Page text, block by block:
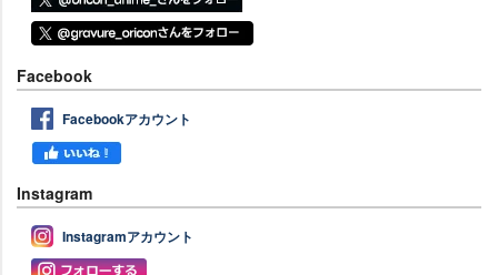
Facebook
Facebookアカウント
Instagram
Instagramアカウント